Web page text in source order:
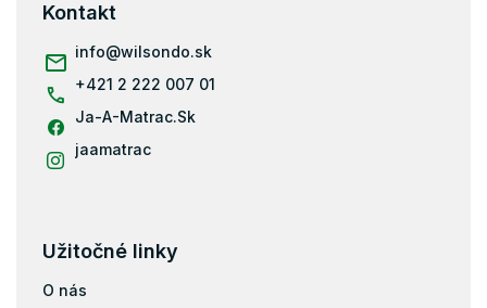
Kontakt
info@wilsondo.sk
+421 2 222 007 01
Ja-A-Matrac.Sk
jaamatrac
Užitočné linky
O nás